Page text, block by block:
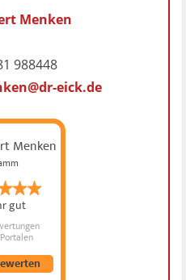
Menken
988448
eick.de
Menken
gut